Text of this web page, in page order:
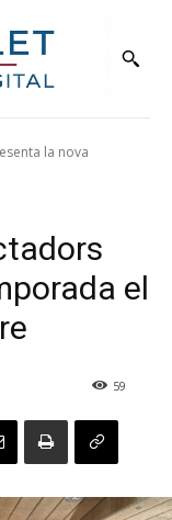
la nova
el
59